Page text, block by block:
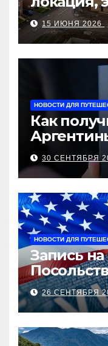
15 ИЮНЯ 2026
НОВОСТИ ДЛЯ
Как
30 СЕНТЯБРЯ
НОВОСТИ ДЛЯ
Запись на
26 СЕНТЯБРЯ